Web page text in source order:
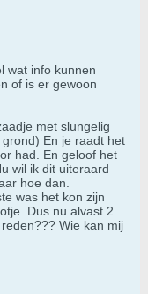
wat info kunnen
of is er gewoon
met slungelig
En je raadt het
had. En geloof het
wil ik dit uiteraard
hoe dan‍.
was het kon zijn
Dus nu alvast 2
Wie kan mij